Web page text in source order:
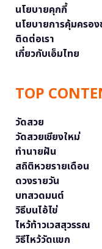
นโยบายคุกกี้
นโยบายการคุ้มครอ
ติดต่อเรา
เกี่ยวกับเอ็มไทย
TOP
วัดสวย
วัดสวยเชียงใหม่
ทำนายฝัน
สถิติหวยรายเดือน
ดวงรายวัน
บทสวดมนต์
วิธีบนไอ้ไข่
ไหว้ท้าวเวสสุวรรณ
วิธีไหว้วัดแขก